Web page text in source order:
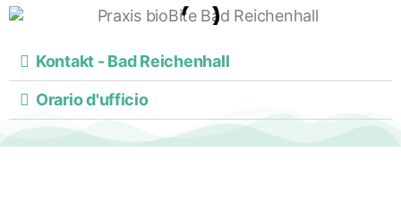
Kontakt - Bad Reichenhall
Orario d'ufficio